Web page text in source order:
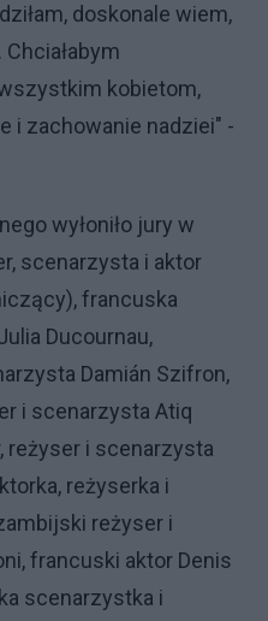
doskonale wiem,
kobietom,
i zachowanie nadziei" -
wyłoniło jury w
scenarzysta i aktor
francuska
Ducournau,
Damián Szifron,
i scenarzysta Atiq
reżyser i scenarzysta
reżyserka i
reżyser i
francuski aktor Denis
scenarzystka i